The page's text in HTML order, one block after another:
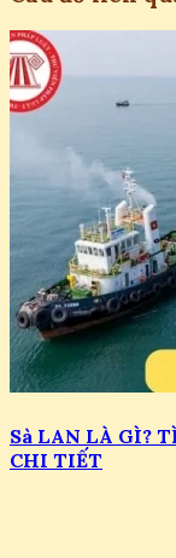
Sà LAN LÀ GÌ?
CHI TIẾT